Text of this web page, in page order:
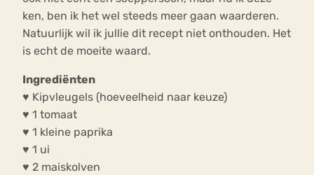
ken, ben ik het wel steeds meer gaan waarderen.
Natuurlijk wil ik jullie dit recept niet onthouden. Het
is echt de moeite waard.
Ingrediënten
♥ Kipvleugels (hoeveelheid naar keuze)
♥ 1 tomaat
♥ 1 kleine paprika
♥ 1 ui
♥ 2 maiskolven